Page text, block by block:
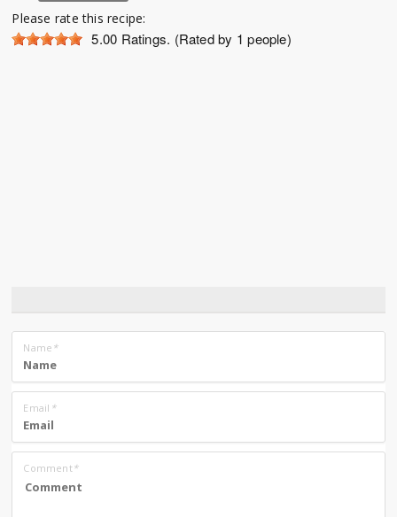
Please rate this recipe:
5.00 Ratings. (Rated by 1 people)
Name *
Email *
Comment*